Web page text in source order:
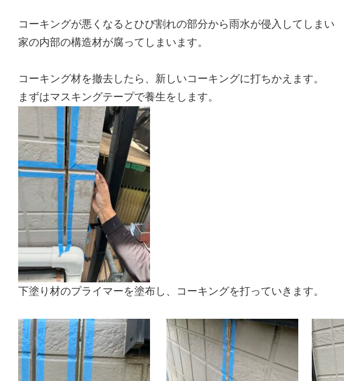
コーキングが悪くなるとひび割れの部分から雨水が侵入してしまい
家の内部の構造材が腐ってしまいます。
コーキング材を撤去したら、新しいコーキングに打ちかえます。
まずはマスキングテープで養生をします。
下塗り材のプライマーを塗布し、コーキングを打っていきます。